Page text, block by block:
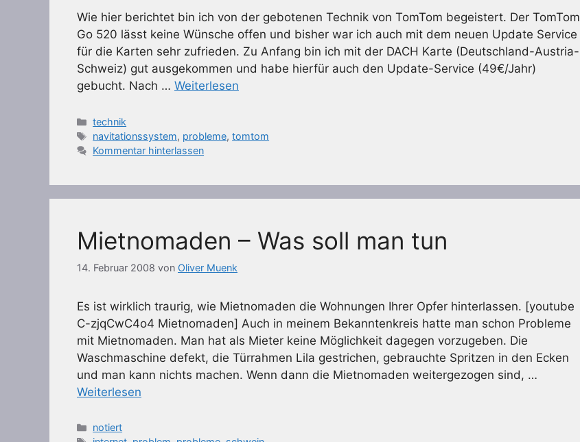
Wie hier berichtet bin ich von der gebotenen Technik von TomTom begeistert. Der TomTom
Go 520 lässt keine Wünsche offen und bisher war ich auch mit dem neuen Update Service
für die Karten sehr zufrieden. Zu Anfang bin ich mit der DACH Karte (Deutschland-Austria-
Schweiz) gut ausgekommen und habe hierfür auch den Update-Service (49€/Jahr)
gebucht. Nach … Weiterlesen
Kategorien
technik
Schlagwörter
navitationssystem, probleme,tomtom
Kommentar hinterlassen
Mietnomaden – Was soll man tun
14. Februar 2008 von Oliver Muenk
Es ist wirklich traurig, wie Mietnomaden die Wohnungen Ihrer Opfer hinterlassen. [youtube
C-zjqCwC4o4 Mietnomaden] Auch in meinem Bekanntenkreis hatte man schon Probleme
mit Mietnomaden. Man hat als Mieter keine Möglichkeit dagegen vorzugeben. Die
Waschmaschine defekt, die Türrahmen Lila gestrichen, gebrauchte Spritzen in den Ecken
und man kann nichts machen. Wenn dann die Mietnomaden weitergezogen sind, …
Weiterlesen
Kategorien
notiert